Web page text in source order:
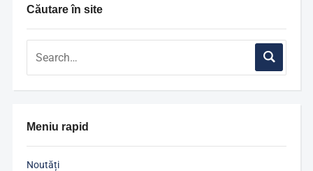
Căutare în site
Meniu rapid
Noutăți